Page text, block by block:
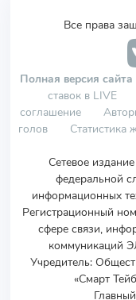
Все права
Полная версия сайта
ставок в LIVE
соглашение
голов
Статистика
Сетевое
федеральной
информационных
Регистрационный
сфере связи,
коммуникаций
Учредитель:
«Смарт